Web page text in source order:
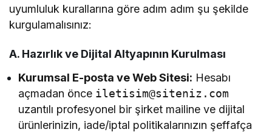
uyumluluk kurallarına göre adım adım şu şekilde
kurgulamalısınız:
A. Hazırlık ve Dijital Altyapının Kurulması
Kurumsal E-posta ve Web Sitesi: Hesabı
açmadan önce iletisim@siteniz.com
uzantılı profesyonel bir şirket mailine ve dijital
ürünlerinizin, iade/iptal politikalarınızın şeffafça